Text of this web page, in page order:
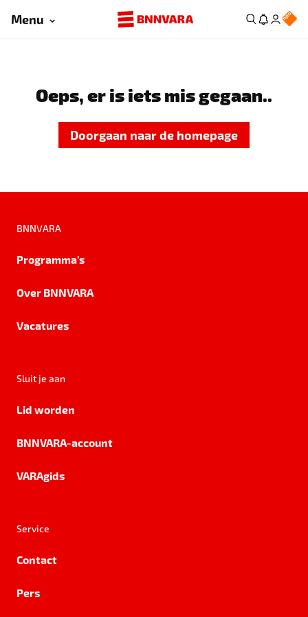
Menu
Oeps, er is iets mis gegaan..
Doorgaan naar de homepage
BNNVARA
Programma's
Over BNNVARA
Vacatures
Sluit je aan
Lid worden
BNNVARA-account
VARAgids
Service
Contact
Pers